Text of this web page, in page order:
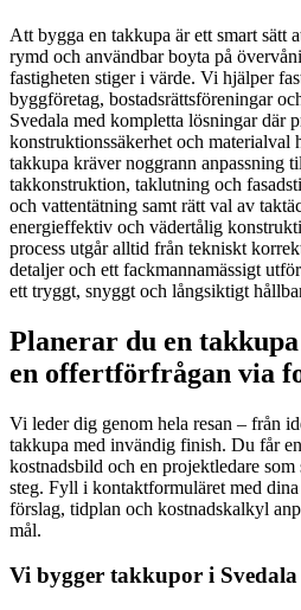
Att bygga en takkupa är ett smart sätt
rymd och användbar boyta på
fastigheten stiger i värde. Vi hjälper
byggföretag, bostadsrättsföreningar
Svedala med kompletta lösningar där
konstruktionssäkerhet och materialval
takkupa kräver noggrann anpassning
takkonstruktion, taklutning och
och vattentätning samt rätt val av
energieffektiv och vädertålig
process utgår alltid från tekniskt
detaljer och ett fackmannamässigt
ett tryggt, snyggt och långsiktigt
Planerar du en
en offertförfrågan via
Vi leder dig genom hela resan – från
takkupa med invändig finish. Du får
kostnadsbild och en projektledare
steg. Fyll i kontaktformuläret med
förslag, tidplan och kostnadskalkyl
mål.
Vi bygger takkupor i Svedala